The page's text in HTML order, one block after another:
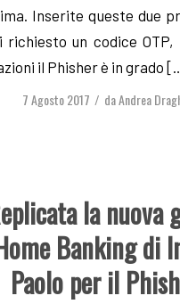
Inserite queste due
richiesto un codice
il Phisher è in grado
7 Agosto 2017 / daAndrea
la nuova
Banking di
Paolo per il